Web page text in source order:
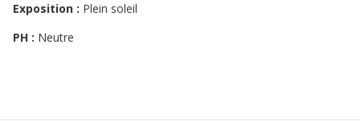
Exposition : Plein soleil
PH : Neutre